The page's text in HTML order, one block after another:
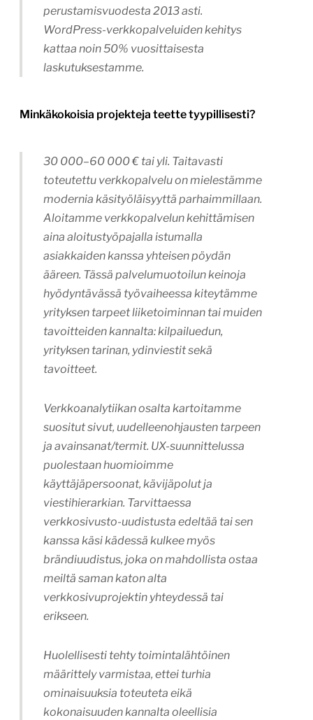
perustamisvuodesta 2013 asti.
WordPress-verkkopalveluiden kehitys
kattaa noin 50% vuosittaisesta
laskutuksestamme.
Minkäkokoisia projekteja teette tyypillisesti?
30 000–60 000 € tai yli. Taitavasti
toteutettu verkkopalvelu on mielestämme
modernia käsityöläisyyttä parhaimmillaan.
Aloitamme verkkopalvelun kehittämisen
aina aloitustyöpajalla istumalla
asiakkaiden kanssa yhteisen pöydän
ääreen. Tässä palvelumuotoilun keinoja
hyödyntävässä työvaiheessa kiteytämme
yrityksen tarpeet liiketoiminnan tai muiden
tavoitteiden kannalta: kilpailuedun,
yrityksen tarinan, ydinviestit sekä
tavoitteet.
Verkkoanalytiikan osalta kartoitamme
suositut sivut, uudelleenohjausten tarpeen
ja avainsanat/termit. UX-suunnittelussa
puolestaan huomioimme
käyttäjäpersoonat, kävijäpolut ja
viestihierarkian. Tarvittaessa
verkkosivusto-uudistusta edeltää tai sen
kanssa käsi kädessä kulkee myös
brändiuudistus, joka on mahdollista ostaa
meiltä saman katon alta
verkkosivuprojektin yhteydessä tai
erikseen.
Huolellisesti tehty toimintalähtöinen
määrittely varmistaa, ettei turhia
ominaisuuksia toteuteta eikä
kokonaisuuden kannalta oleellisia